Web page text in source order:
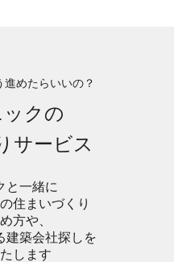
進めたらいいの？
クの
サービス
と一緒に
住まいづくり
方や、
建築会社探しを
します